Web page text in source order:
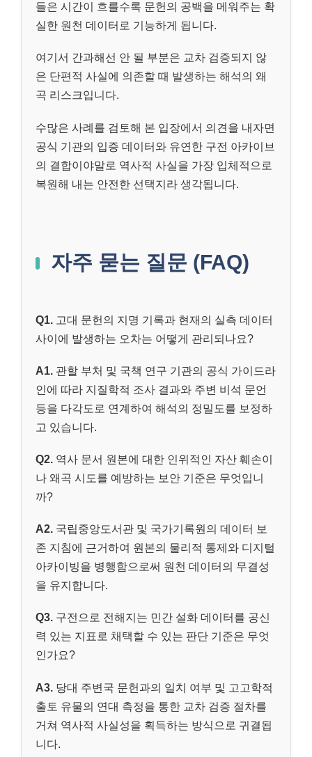
들은 시간이 흐를수록 문헌의 공백을 메워주는 확
실한 원천 데이터로 기능하게 됩니다.
여기서 간과해선 안 될 부분은 교차 검증되지 않
은 단편적 사실에 의존할 때 발생하는 해석의 왜
곡 리스크입니다.
수많은 사례를 검토해 본 입장에서 의견을 내자면
공식 기관의 입증 데이터와 유연한 구전 아카이브
의 결합이야말로 역사적 사실을 가장 입체적으로
복원해 내는 안전한 선택지라 생각됩니다.
자주 묻는 질문 (FAQ)
Q1. 고대 문헌의 지명 기록과 현재의 실측 데이터
사이에 발생하는 오차는 어떻게 관리되나요?
A1. 관할 부처 및 국책 연구 기관의 공식 가이드라
인에 따라 지질학적 조사 결과와 주변 비석 문언
등을 다각도로 연계하여 해석의 정밀도를 보정하
고 있습니다.
Q2. 역사 문서 원본에 대한 인위적인 자산 훼손이
나 왜곡 시도를 예방하는 보안 기준은 무엇입니
까?
A2. 국립중앙도서관 및 국가기록원의 데이터 보
존 지침에 근거하여 원본의 물리적 통제와 디지털
아카이빙을 병행함으로써 원천 데이터의 무결성
을 유지합니다.
Q3. 구전으로 전해지는 민간 설화 데이터를 공신
력 있는 지표로 채택할 수 있는 판단 기준은 무엇
인가요?
A3. 당대 주변국 문헌과의 일치 여부 및 고고학적
출토 유물의 연대 측정을 통한 교차 검증 절차를
거쳐 역사적 사실성을 획득하는 방식으로 귀결됩
니다.